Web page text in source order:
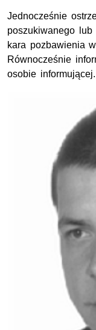
Jednocześnie
poszukiwanego
kara pozbawienia
Równocześnie
osobie informującej.